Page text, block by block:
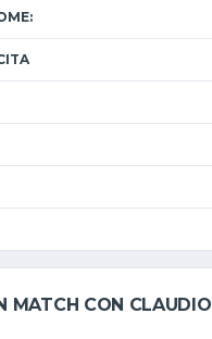
MATCH CON CLAUDIO